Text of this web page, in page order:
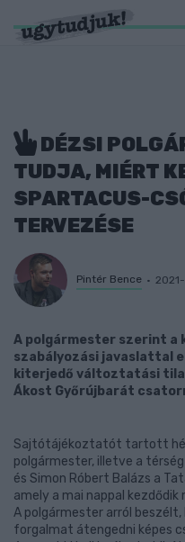
DÉZSI
TUDJA, MIÉRT
SPARTACUS-
TERVEZÉSE
Pintér Bence
A polgármester szerint a
szabályozási javaslattal
kiterjedő változtatási
Ákost Győrújbarát
Sajtótájékoztatót tartott
polgármester, illetve a
és Simon Róbert Balázs a
amely a mai nappal
A polgármester arról
forgalmat átengedni képes